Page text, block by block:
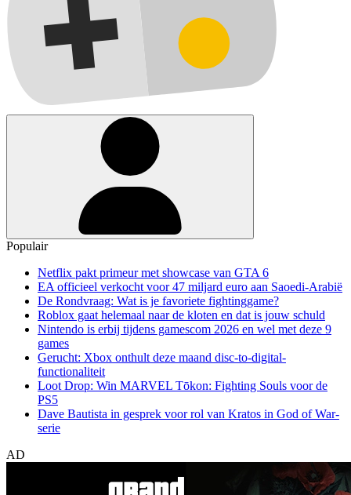
Populair
Netflix pakt primeur met showcase van GTA 6
EA officieel verkocht voor 47 miljard euro aan Saoedi-Arabië
De Rondvraag: Wat is je favoriete fightinggame?
Roblox gaat helemaal naar de kloten en dat is jouw schuld
Nintendo is erbij tijdens gamescom 2026 en wel met deze 9
games
Gerucht: Xbox onthult deze maand disc-to-digital-
functionaliteit
Loot Drop: Win MARVEL Tōkon: Fighting Souls voor de
PS5
Dave Bautista in gesprek voor rol van Kratos in God of War-
serie
AD